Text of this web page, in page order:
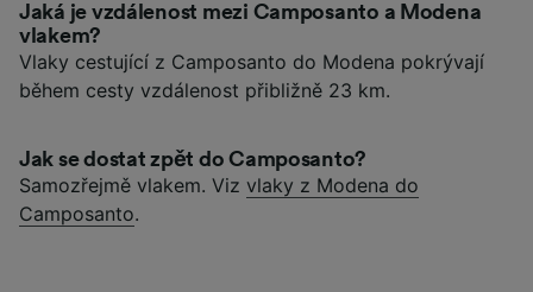
Jaká je vzdálenost mezi Camposanto a Modena
vlakem?
Vlaky cestující z Camposanto do Modena pokrývají
během cesty vzdálenost přibližně 23 km.
Jak se dostat zpět do Camposanto?
Samozřejmě vlakem. Viz vlaky z Modena do
Camposanto.